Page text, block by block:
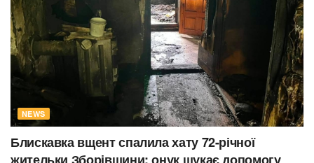
NEWS
Блискавка вщент спалила хату 72-річної